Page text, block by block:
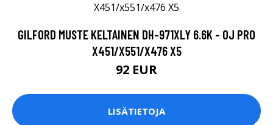
GILFORD MUSTE KELTAINEN DH-971XLY 6.6K - OJ PRO
X451/X551/X476 X5
92 EUR
LISÄTIETOJA